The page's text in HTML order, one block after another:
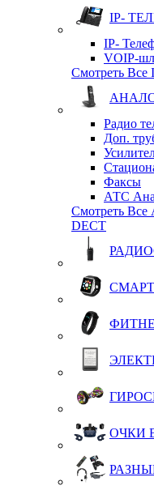
IP-
IP-
VOIP-
Смотреть
Радио
Доп.
Факсы
АТС
Смотреть
DECT
ОЧКИ